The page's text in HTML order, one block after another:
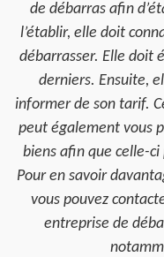
de débarras afin
l’établir, elle doit
débarrasser. Elle doit
derniers. Ensuite,
informer de son tarif.
peut également vous
biens afin que celle-
Pour en savoir
vous pouvez
entreprise de